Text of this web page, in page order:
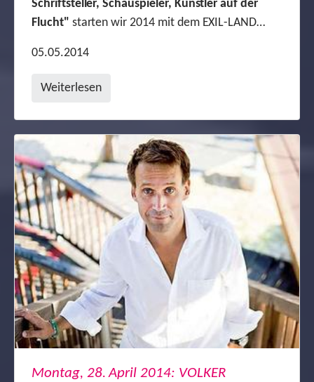
Schriftsteller, Schauspieler, Künstler auf der
Flucht" starten wir 2014 mit dem EXIL-LAND…
05.05.2014
Weiterlesen
Montag, 28. April 2014: VOLKER